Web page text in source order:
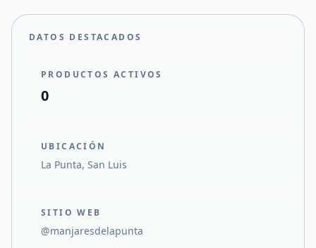
DATOS DESTACADOS
PRODUCTOS ACTIVOS
0
UBICACIÓN
La Punta, San Luis
SITIO WEB
@manjaresdelapunta